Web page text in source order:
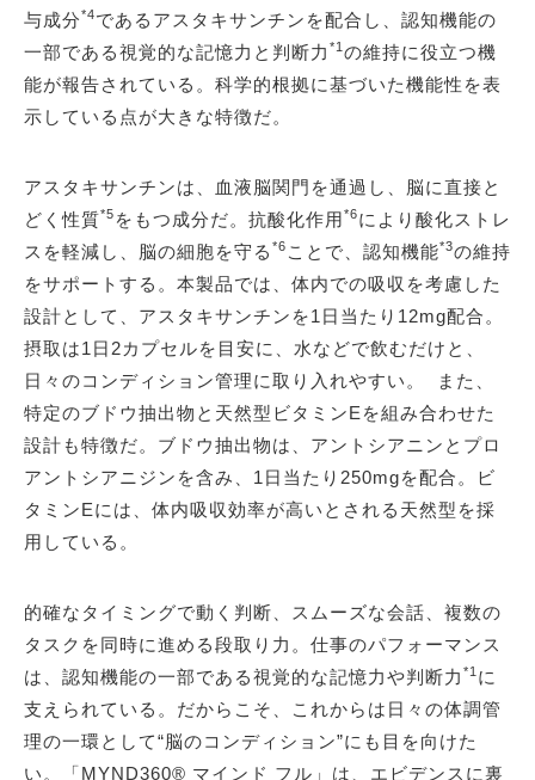
与成分*4であるアスタキサンチンを配合し、認知機能の
一部である視覚的な記憶力と判断力 *1の維持に役立つ機
能が報告されている。科学的根拠に基づいた機能性を表
示している点が大きな特徴だ。
アスタキサンチンは、血液脳関門を通過し、脳に直接と
どく性質*5 をもつ成分だ。抗酸化作用*6により酸化ストレ
スを軽減し、脳の細胞を守る *6 ことで、認知機能*3の維持
をサポートする。本製品では、体内での吸収を考慮した
設計として、アスタキサンチンを1日当たり12mg配合。
摂取は1日2カプセルを目安に、水などで飲むだけと、
日々のコンディション管理に取り入れやすい。 また、
特定のブドウ抽出物と天然型ビタミンEを組み合わせた
設計も特徴だ。ブドウ抽出物は、アントシアニンとプロ
アントシアニジンを含み、1日当たり250mgを配合。ビ
タミンEには、体内吸収効率が高いとされる天然型を採
用している。
的確なタイミングで動く判断、スムーズな会話、複数の
タスクを同時に進める段取り力。仕事のパフォーマンス
は、認知機能の一部である視覚的な記憶力や判断力 *1に
支えられている。だからこそ、これからは日々の体調管
理の一環として“脳のコンディション”にも目を向けた
い。「MYND360® マインド フル」は、エビデンスに裏